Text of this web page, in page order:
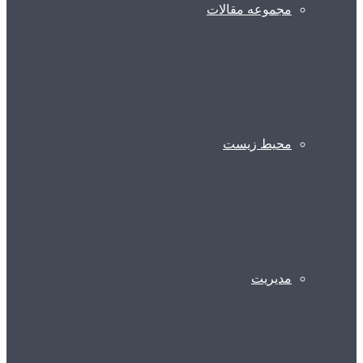
مجموعه مقالات
محیط زیست
مدیریت